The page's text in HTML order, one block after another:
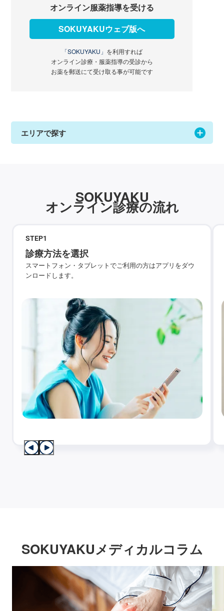
オンライン服薬指導を受ける
SOKUYAKUウェブ版へ
「SOKUYAKU」 を利用すれば
オンライン診療・服薬指導の受診から
お薬を郵送にて受け取る事が可能です
エリアで探す
SOKUYAKU
オンライン診療の流れ
STEP1
診療方法を選択
スマートフォン・タブレットでご利用の方はアプリをダウ
ンロードします。
SOKUYAKUメディカルコラム